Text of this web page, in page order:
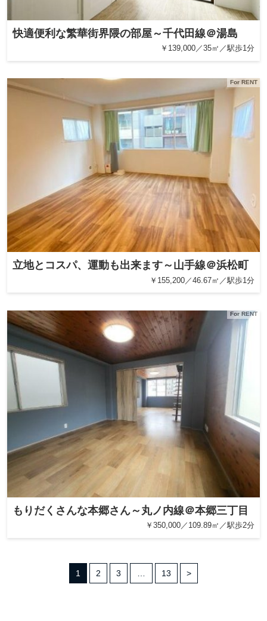
快適便利な繁華街界隈の部屋～千代田線＠湯島
￥139,000／35㎡／駅歩1分
For RENT
立地とコスパ、運動も出来ます～山手線＠浜松町
￥155,200／46.67㎡／駅歩1分
For RENT
もりだくさんな本郷さん～丸ノ内線＠本郷三丁目
￥350,000／109.89㎡／駅歩2分
1 2 3 13 >